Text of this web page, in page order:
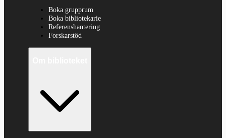
Boka grupprum
Boka bibliotekarie
Referenshantering
Forskarstöd